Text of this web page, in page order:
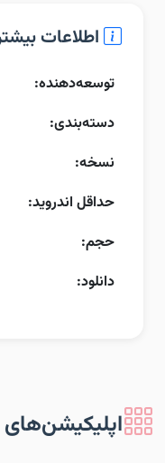
اطلاعات
توسعه‌دهنده:
دسته‌بندی:
نسخه:
حداقل اندروید:
حجم:
دانلود: